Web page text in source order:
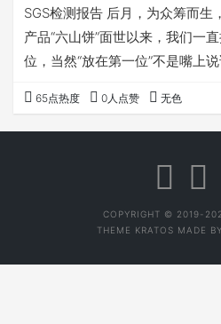
SGS检测报告 后月，为众筹而
产品“六山饼”面世以来，我们一
位，当然“放在第一位”不是嘴上
一饼寄送至SGS（上海）实验室
告，且在此公开，任何消费者都
65点热度 0人点赞 无色
COPYRIGHT © 2019-
THEME KRATOS MADE BY